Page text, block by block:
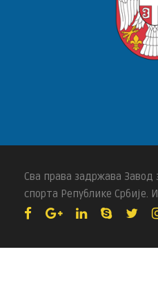
Сва права задржава
спорта Републике Србије.